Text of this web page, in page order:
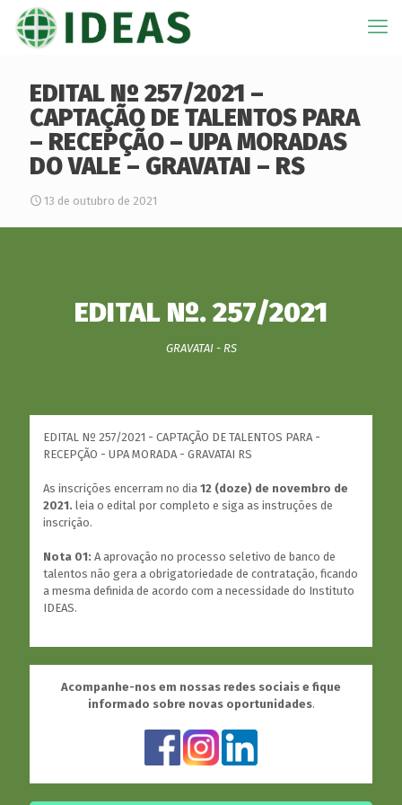
EDITAL Nº 257/2021 –
CAPTAÇÃO DE TALENTOS PARA
– RECEPÇÃO – UPA MORADAS
DO VALE – GRAVATAI – RS
13 de outubro de 2021
EDITAL Nº. 257/2021
GRAVATAI - RS
EDITAL Nº 257/2021 - CAPTAÇÃO DE TALENTOS PARA -
RECEPÇÃO - UPA MORADA - GRAVATAI RS
As inscrições encerram no dia 12 (doze) de novembro de
2021. leia o edital por completo e siga as instruções de
inscrição.
Nota 01: A aprovação no processo seletivo de banco de
talentos não gera a obrigatoriedade de contratação, ficando
a mesma definida de acordo com a necessidade do Instituto
IDEAS.
Acompanhe-nos em nossas redes sociais e fique
informado sobre novas oportunidades.